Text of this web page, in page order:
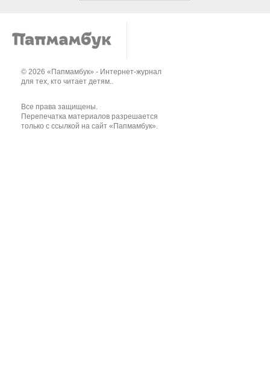
© 2026 «Папмамбук» - Интернет-журнал
для тех, кто читает детям..
Все права защищены.
Перепечатка материалов разрешается
только с ссылкой на сайт «Папмамбук».